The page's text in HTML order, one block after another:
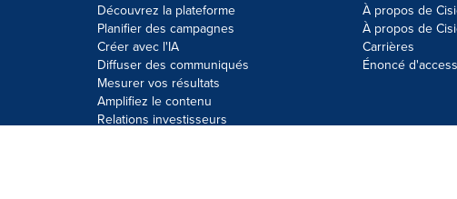
Découvrez la plateforme
Planifier des campagnes
Créer avec l'IA
Diffuser des communiqués
Mesurer vos résultats
Amplifiez le contenu
Relations investisseurs
À propos de
À propos de
Carrières
Énoncé